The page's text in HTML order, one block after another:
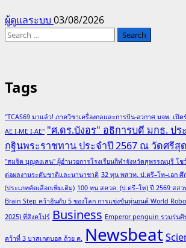
ผู้ดูแลระบบ 03/08/2026
Search
for:
Tags
"TCAS69 มาแล้ว! ภาควิชาเครื่องกลและการบิน-อวกาศ มจพ. เปิ
AE I-ME I-AE" "ศ.ดร.บังอร" อธิการบดี มกธ. ปร
กฐินพระราชทาน ประจำปี 2567 ณ วัดศรีสุ
"สมจิต บุญคงเสน" ผู้อำนวยการโรงเรียนกีฬาจังหวัดสุพรรณบุรี โ
ต่อผลงานระดับชาติและนานาชาติ 32 ทุน พสวท. ป.ตรี–โท–เอก
(ประเภทคัดเลือกเพิ่มเติม) 100 ทุน สควค. (ป.ตรี–โท) ปี 2569 สสว
Brain Step คว้าอันดับ 5 ของโลก การแข่งขันหุ่นยนต์ World
2025) ที่สิงคโปร์ Business Emperor penguin รวมรุ่น
คว้าที่ 3 บาสเกตบอล ถ้วย ค. Newsbeat